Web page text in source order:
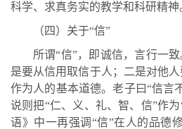
科学、求真务实的教学和科研精神
（四）关于“信”
所谓“信”，即诚信，言行一
是要从信用取信于人；二是对他
作为人的基本道德。老子曰“信言
说则把“仁、义、礼、智、信”作
语》中一再强调“信”在人的品德